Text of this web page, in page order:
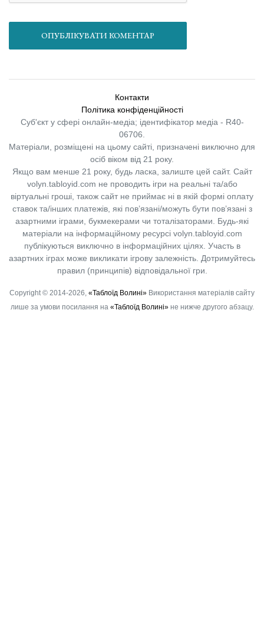
ОПУБЛІКУВАТИ КОМЕНТАР
Контакти
Політика конфіденційності
Суб'єкт у сфері онлайн-медіа; ідентифікатор медіа - R40-
06706.
Матеріали, розміщені на цьому сайті, призначені виключно для
осіб віком від 21 року.
Якщо вам менше 21 року, будь ласка, залиште цей сайт. Сайт
volyn.tabloyid.com не проводить ігри на реальні та/або
віртуальні гроші, також сайт не приймає ні в якій формі оплату
ставок та/інших платежів, які пов’язані/можуть бути пов’язані з
азартними іграми, букмекерами чи тоталізаторами. Будь-які
матеріали на інформаційному ресурсі volyn.tabloyid.com
публікуються виключно в інформаційних цілях. Участь в
азартних іграх може викликати ігрову залежність. Дотримуйтесь
правил (принципів) відповідальної гри.
Copyright © 2014-2026, «Таблоїд Волині» Використання матеріалів сайту
лише за умови посилання на «Таблоїд Волині»не нижче другого абзацу.